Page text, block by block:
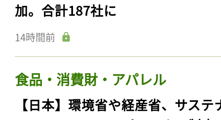
加。合計187社に
14時間前
食品・消費財・アパレル
【日本】環境省や経産省、サステ